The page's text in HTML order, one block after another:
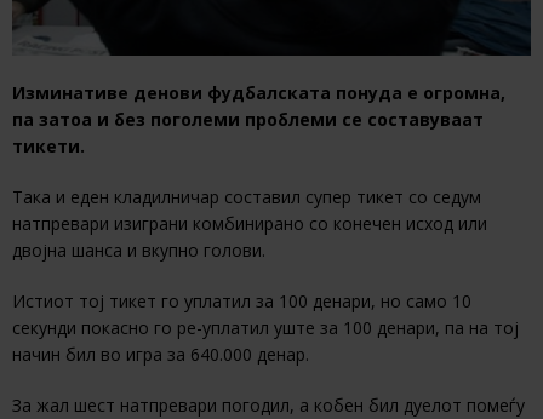
Изминативе денови фудбалската понуда е огромна,
па затоа и без поголеми проблеми се составуваат
тикети.
Така и еден кладилничар составил супер тикет со седум
натпревари изиграни комбинирано со конечен исход или
двојна шанса и вкупно голови.
Истиот тој тикет го уплатил за 100 денари, но само 10
секунди покасно го ре-уплатил уште за 100 денари, па на тој
начин бил во игра за 640.000 денар.
За жал шест натпревари погодил, а кобен бил дуелот помеѓу